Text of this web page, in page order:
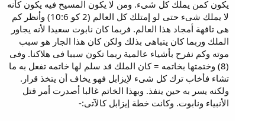
يكون كمن يملك كل شىء. ومن لا يكون المسيح فيه يكون كأنه
لا يملك شىء حتى لو إمتلك كل العالم (2 كو 10:6) وأنظر كم
هى تافهة أمجاد هذا العالم. فربما كان نابوت سعيدا لأنه يجاور
الملك وربما كان يتباهى بذلك ولكن كان هذا الجار هو سبب
موته وكم نفرح بأشياء عالمية ربما تكون سببا فى هلاكنا. وفى
(8) وختمتها بخاتمه = كان الملك قد سلم لها خاتمه تفعل به ما
تشاء فأخاب ترك كل شىء لإيزابل فهو يخاف أن يتخذ قرار.
ولكنه يسر به حين ينفذ. وبهذا الخاتم غالبا أصدرت أمر قتل
الأنبياء ونابوت. وكانت خطة إيزابل كالآتى:-